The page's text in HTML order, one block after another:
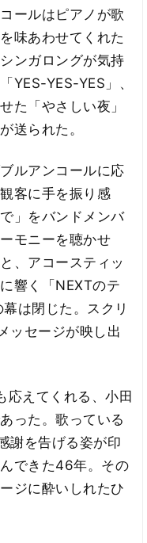
ールはピアノが歌
味あわせてくれた
ンガロングが気持
YES-YES-YES」、
た「やさしい夜」
送られた。
ルアンコールに応
客に手を振り感
」をバンドメンバ
モニーを聴かせ
、アコースティッ
響く「NEXTのテ
は閉じた。スクリ
ッセージが映し出
えてくれる、小田
った。歌っている
謝を告げる姿が印
できた46年。その
ジに酔いしれたひ